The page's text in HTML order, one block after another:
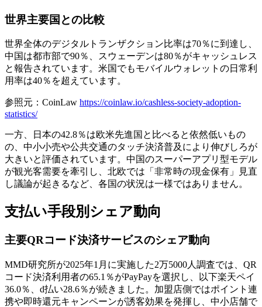
世界主要国との比較
世界全体のデジタルトランザクション比率は70％に到達 し、
中国は都市部で90％、スウェーデンは80％がキャッシュレス
と報告されています。米国でもモバイルウォレットの日常利
用率は40％を超えています。
参照元：CoinLaw https://coinlaw.io/cashless-society-adoption-
statistics/
一方、日本の42.8％は欧米先進国と比べると依然低いもの
の、中小小売や公共交通のタッチ決済普及により伸びしろが
大きいと評価されています。中国のスーパーアプリ型モデル
が観光客需要を牽引し、北欧では「非常時の現金保有」見直
し議論が起きるなど、各国の状況は一様ではありません。
支払い手段別シェア動向
主要QRコード決済サービスのシェア動向
MMD研究所が2025年1月に実施した2万5000人調査では、 QR
コード決済利用者の65.1％がPayPayを選択 し、以下楽天ペイ
36.0％、d払い28.6％が続きました。加盟店側ではポイント連
携や即時還元キャンペーンが誘客効果を発揮し、中小店舗で